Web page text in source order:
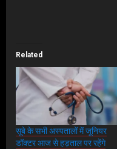
Related
सूबे के सभी अस्पतालों में जूनियर
डॉक्टर आज से हड़ताल पर रहेंगे